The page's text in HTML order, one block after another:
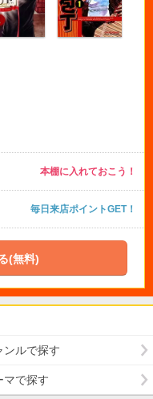
本棚に入れておこう！
毎日来店ポイントGET！
(無料)
ンルで探す
マで探す